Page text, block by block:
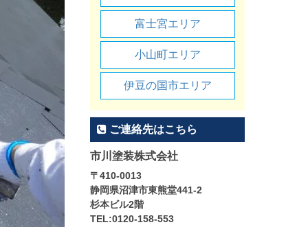
富士宮エリア
小山町エリア
伊豆の国市エリア
ご連絡先はこちら
市川塗装株式会社
〒410-0013
静岡県沼津市東熊堂441-2
杉本ビル2階
TEL:0120-158-553